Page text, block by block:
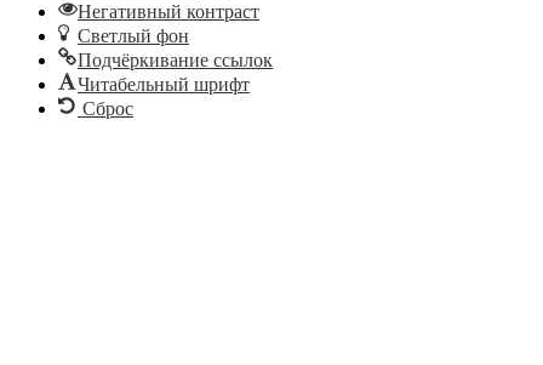
Негативный контраст
Светлый фон
Подчёркивание ссылок
Читабельный шрифт
Сброс